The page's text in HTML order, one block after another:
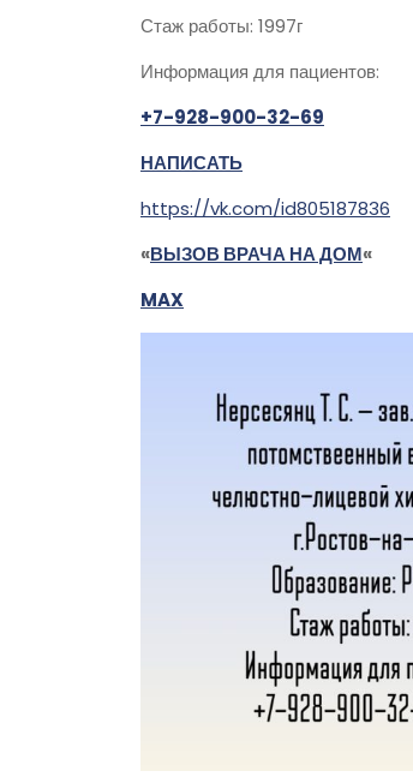
Стаж работы: 1997г
Информация для пациентов:
+7-928-900-32-69
НАПИСАТЬ
https://vk.com/id805187836
«ВЫЗОВ ВРАЧА НА ДОМ«
MAX